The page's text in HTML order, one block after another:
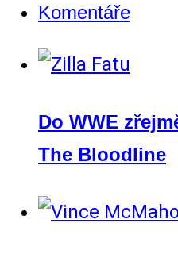
Komentáře
Do WWE
The Bloodline